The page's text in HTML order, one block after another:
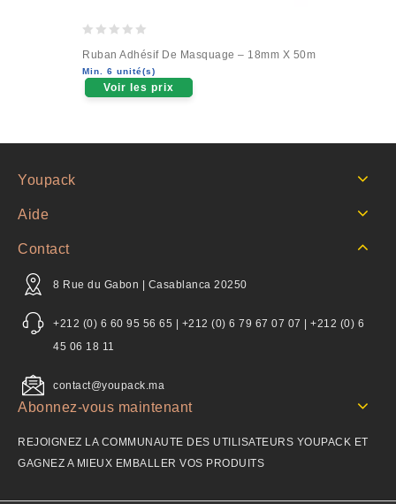
out
of
5
Ruban Adhésif De Masquage – 18mm X 50m
Min. 6 unité(s)
Voir les prix
Youpack
Aide
Contact
8 Rue du Gabon | Casablanca 20250
+212 (0) 6 60 95 56 65 | +212 (0) 6 79 67 07 07 | +212 (0) 6
45 06 18 11
contact@youpack.ma
Abonnez-vous maintenant
REJOIGNEZ LA COMMUNAUTE DES UTILISATEURS YOUPACK ET
GAGNEZ A MIEUX EMBALLER VOS PRODUITS